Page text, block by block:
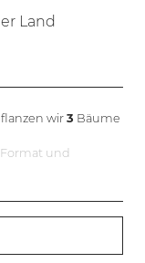
Land
wir3 Bäume
und